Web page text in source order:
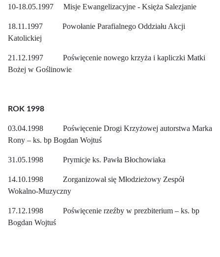
10-18.05.1997 Misje Ewangelizacyjne - Księża Salezjanie
18.11.1997 Powołanie Parafialnego Oddziału Akcji
Katolickiej
21.12.1997 Poświęcenie nowego krzyża i kapliczki Matki
Bożej w Goślinowie
ROK 1998
03.04.1998 Poświęcenie Drogi Krzyżowej autorstwa Marka
Rony – ks. bp Bogdan Wojtuś
31.05.1998 Prymicje ks. Pawła Błochowiaka
14.10.1998 Zorganizował się Młodzieżowy Zespół
Wokalno-Muzyczny
17.12.1998 Poświęcenie rzeźby w prezbiterium – ks. bp
Bogdan Wojtuś